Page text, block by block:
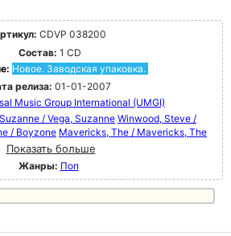
CDVP 038200
Состав: 1 CD
Новое. Заводская упаковка.
релиза: 01-01-2007
Music Group International (UMGI)
/ Vega, SuzanneWinwood, Steve /
/ Boyzone Mavericks, The / Mavericks, The
Показать больше
Жанры: Поп